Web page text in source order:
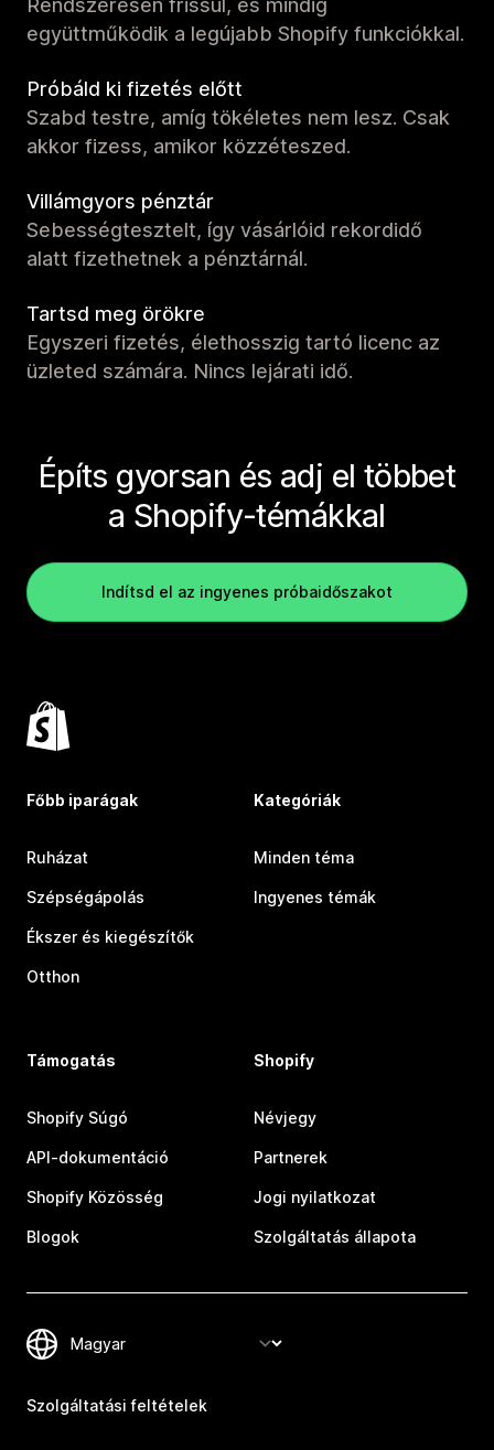
Rendszeresen frissül, és mindig
együttműködik a legújabb Shopify funkciókkal.
Próbáld ki fizetés előtt
Szabd testre, amíg tökéletes nem lesz. Csak
akkor fizess, amikor közzéteszed.
Villámgyors pénztár
Sebességtesztelt, így vásárlóid rekordidő
alatt fizethetnek a pénztárnál.
Tartsd meg örökre
Egyszeri fizetés, élethosszig tartó licenc az
üzleted számára. Nincs lejárati idő.
Építs gyorsan és adj el többet
a Shopify-témákkal
Indítsd el az ingyenes próbaidőszakot
Főbb iparágak
Ruházat
Szépségápolás
Ékszer és kiegészítők
Otthon
Kategóriák
Minden téma
Ingyenes témák
Támogatás
Shopify Súgó
API-dokumentáció
Shopify Közösség
Blogok
Shopify
Névjegy
Partnerek
Jogi nyilatkozat
Szolgáltatás állapota
Szolgáltatási feltételek